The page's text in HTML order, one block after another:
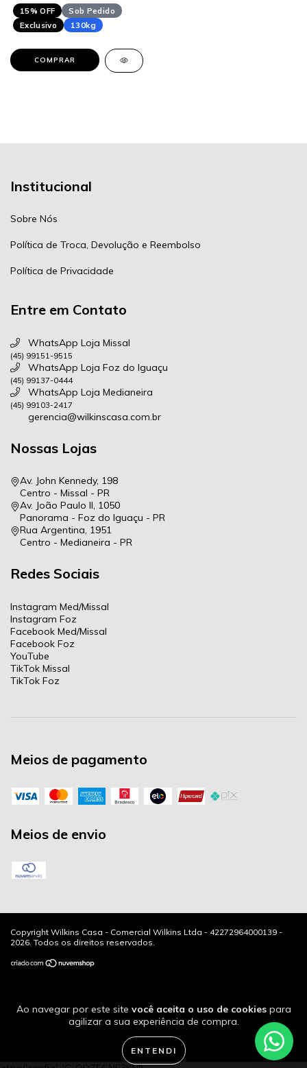
Ao navegar por este site você aceita o uso de cookiespara
agilizar a sua experiência de compra.
ENTENDI
15% OFF
Sob Pedido
Exclusivo
130kg
COMPRAR
Institucional
Sobre Nós
Política de Troca, Devolução e Reembolso
Política de Privacidade
Entre em Contato
WhatsApp Loja Missal
(45) 99151-9515
WhatsApp Loja Foz do Iguaçu
(45) 99137-0444
WhatsApp Loja Medianeira
(45) 99103-2417
gerencia@wilkinscasa.com.br
Nossas Lojas
Av. John Kennedy, 198
Centro - Missal - PR
Av. João Paulo II, 1050
Panorama - Foz do Iguaçu - PR
Rua Argentina, 1951
Centro - Medianeira - PR
Redes Sociais
Instagram Med/Missal
Instagram Foz
Facebook Med/Missal
Facebook Foz
YouTube
TikTok Missal
TikTok Foz
Meios de pagamento
Meios de envio
Copyright Wilkins Casa - Comercial Wilkins Ltda - 42272964000139 -
2026. Todos os direitos reservados.